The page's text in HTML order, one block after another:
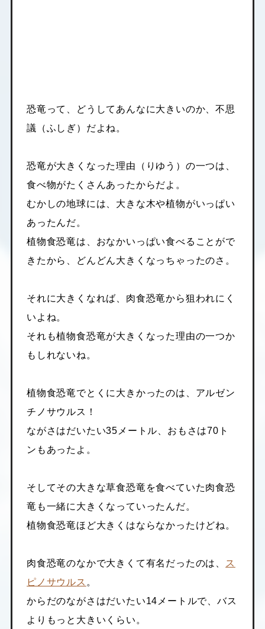
恐竜って、どうしてあんなに大きいのか、不思
議（ふしぎ）だよね。
恐竜が大きくなった理由（りゆう）の一つは、
食べ物がたくさんあったからだよ。
むかしの地球には、大きな木や植物がいっぱい
あったんだ。
植物食恐竜は、おなかいっぱい食べることがで
きたから、どんどん大きくなっちゃったのさ。
それに大きくなれば、肉食恐竜から狙われにく
いよね。
それも植物食恐竜が大きくなった理由の一つか
もしれないね。
植物食恐竜でとくに大きかったのは、アルゼン
チノサウルス！
ながさはだいたい35メートル、おもさは70ト
ンもあったよ。
そしてその大きな草食恐竜を食べていた肉食恐
竜も一緒に大きくなっていったんだ。
植物食恐竜ほど大きくはならなかったけどね。
肉食恐竜のなかで大きくて有名だったのは、
ス
ピノサウルス 。
からだのながさはだいたい14メートルで、バス
よりもっと大きいくらい。